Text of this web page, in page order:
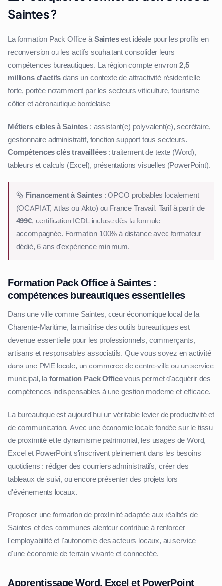
Saintes ?
La formation Pack Office àSaintesest idéale pour les profils en
reconversion ou les actifs souhaitant consolider leurs
compétences bureautiques. La région compte environ 2,5
millions d'actifs dans un contexte de attractivité résidentielle
forte, portée notamment par les secteurs viticulture, tourisme
côtier et aéronautique bordelaise.
Métiers cibles à Saintes : assistant(e) polyvalent(e), secrétaire,
gestionnaire administratif, fonction support tous secteurs.
Compétences clés travaillées: traitement de texte (Word),
tableurs et calculs (Excel), présentations visuelles (PowerPoint).
Financement à Saintes: OPCO probables localement
(OCAPIAT, Atlas ou Akto) ou France Travail. Tarif à partir de
499€, certification ICDL incluse dès la formule
accompagnée. Formation 100% à distance avec formateur
dédié, 6 ans d'expérience minimum.
Formation Pack Office à Saintes :
compétences bureautiques essentielles
Dans une ville comme Saintes, cœur économique local de la
Charente-Maritime, la maîtrise des outils bureautiques est
devenue essentielle pour les professionnels, commerçants,
artisans et responsables associatifs. Que vous soyez en activité
dans une PME locale, un commerce de centre-ville ou un service
municipal, laformation Pack Officevous permet d'acquérir des
compétences indispensables à une gestion moderne et efficace.
La bureautique est aujourd'hui un véritable levier de productivité et
de communication. Avec une économie locale fondée sur le tissu
de proximité et le dynamisme patrimonial, les usages de Word,
Excel et PowerPoint s'inscrivent pleinement dans les besoins
quotidiens : rédiger des courriers administratifs, créer des
tableaux de suivi, ou encore présenter des projets lors
d'événements locaux.
Proposer une formation de proximité adaptée aux réalités de
Saintes et des communes alentour contribue à renforcer
l'employabilité et l'autonomie des acteurs locaux, au service
d'une économie de terrain vivante et connectée.
Apprentissage Word, Excel et PowerPoint